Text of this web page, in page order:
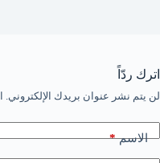
اترك ردّاً
لن يتم نشر عنوان بريدك الإلكتروني.
الاسم*